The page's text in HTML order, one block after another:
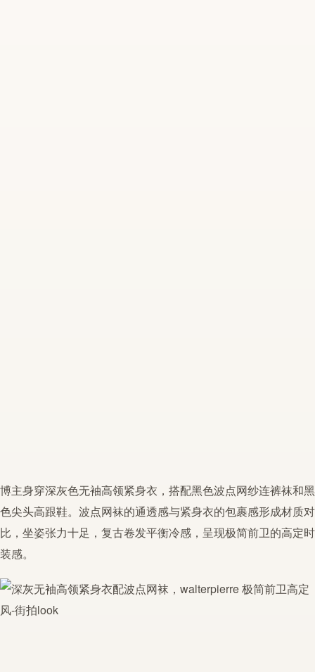
博主身穿深灰色无袖高领紧身衣 ，搭配黑色波点网纱连裤袜和黑
色尖头高跟鞋。波点网袜的通透感与紧身衣的包裹感形成材质对
比，坐姿张力十足，复古卷发平衡冷感，呈现极简前卫的高定时
装感。